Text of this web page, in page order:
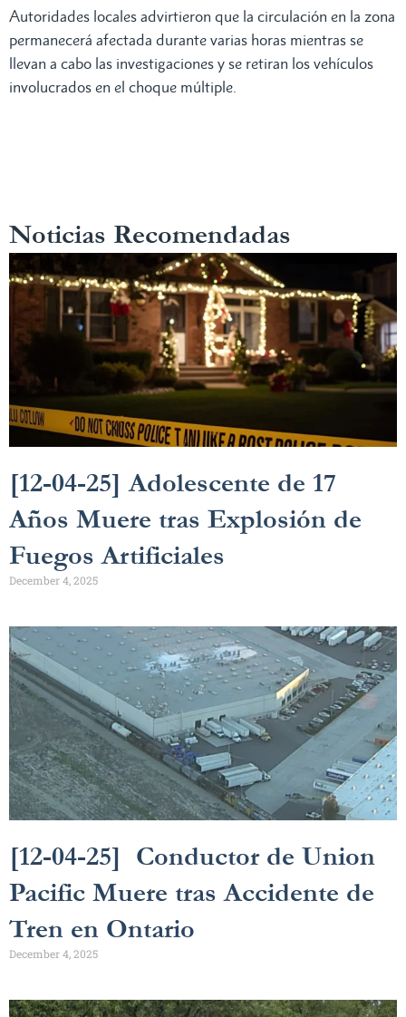
Autoridades locales advirtieron que la circulación en la zona
permanecerá afectada durante varias horas mientras se
llevan a cabo las investigaciones y se retiran los vehículos
involucrados en el choque múltiple.
Noticias Recomendadas
[12-04-25] Adolescente de 17
Años Muere tras Explosión de
Fuegos Artificiales
December 4, 2025
[12-04-25] Conductor de Union
Pacific Muere tras Accidente de
Tren en Ontario
December 4, 2025